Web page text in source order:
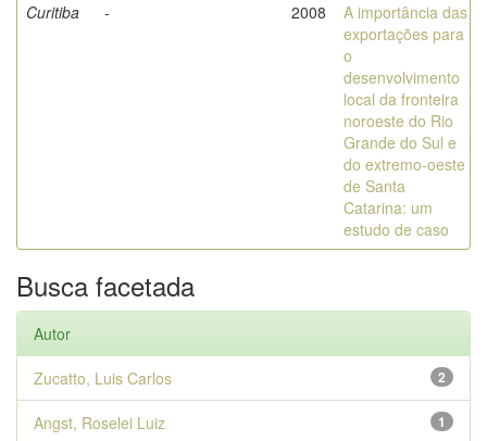
Curitiba - 2008
A importância das
exportações para
o
desenvolvimento
local da fronteira
noroeste do Rio
Grande do Sul e
do extremo-oeste
de Santa
Catarina: um
estudo de caso
Busca facetada
Autor
2
Zucatto, Luis Carlos
1
Angst, Roselei Luiz